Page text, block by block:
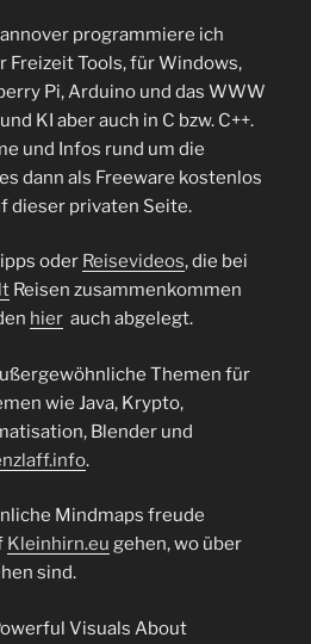
programmiere ich
Freizeit Tools, für Windows,
Pi, Arduino und das WWW
KI aber auch in C bzw. C++.
und Infos rund um die
dann als Freeware kostenlos
dieser privaten Seite.
oder Reisevideos, die bei
Reisen zusammenkommen
hier auch abgelegt.
Themen für
wie Java, Krypto,
Blender und
.
Mindmaps freude
Kleinhirn.eu gehen, wo über
sind.
Visuals About